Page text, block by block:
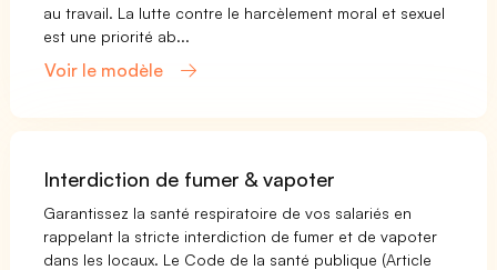
au travail. La lutte contre le harcèlement moral et sexuel
est une priorité ab...
Voir le modèle
Interdiction de fumer & vapoter
Garantissez la santé respiratoire de vos salariés en
rappelant la stricte interdiction de fumer et de vapoter
dans les locaux. Le Code de la santé publique (Article